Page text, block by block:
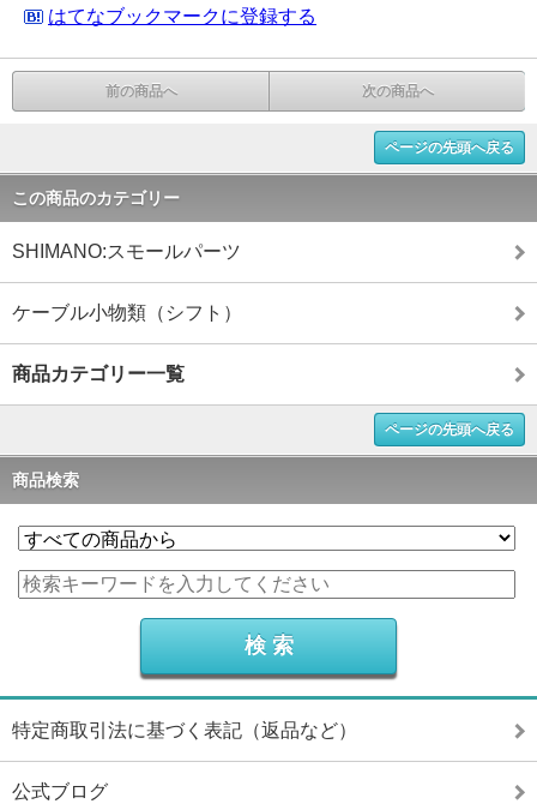
はてなブックマークに登録する
前の商品へ 次の商品へ
ページの先頭へ戻る
この商品のカテゴリー
SHIMANO:スモールパーツ
ケーブル小物類（シフト）
商品カテゴリー一覧
ページの先頭へ戻る
商品検索
特定商取引法に基づく表記（返品など）
公式ブログ